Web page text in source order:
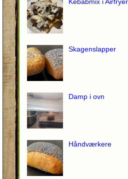
Kebabmix i Airfryer
Skagenslapper
Damp i ovn
Håndværkere